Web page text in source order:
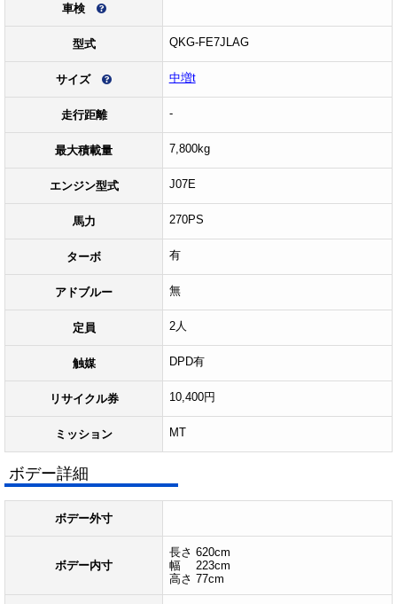
車検
型式 QKG-FE7JLAG
サイズ 中増t
走行距離 -
最大積載量 7,800kg
エンジン型式 J07E
馬力 270PS
ターボ 有
アドブルー 無
定員 2人
触媒 DPD有
リサイクル券 10,400円
ミッション MT
ボデー詳細
ボデー外寸
ボデー内寸
長さ 620cm
幅 223cm
高さ 77cm